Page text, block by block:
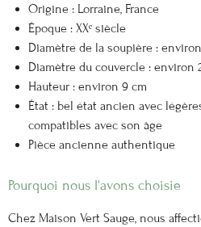
Origine : Lorraine, France
Époque : XXᵉ siècle
Diamètre de la soupière :
Diamètre du couvercle : environ
Hauteur : environ 9 cm
État : bel état ancien avec
compatibles avec son âge
Pièce ancienne authentique
Pourquoi nous l'avons choisie
Chez Maison Vert Sauge, nous